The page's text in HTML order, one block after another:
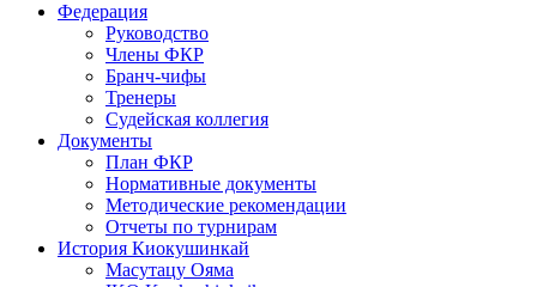
Федерация
Руководство
Члены ФКР
Бранч-чифы
Тренеры
Судейская коллегия
Документы
План ФКР
Нормативные документы
Методические рекомендации
Отчеты по турнирам
История Киокушинкай
Масутацу Ояма